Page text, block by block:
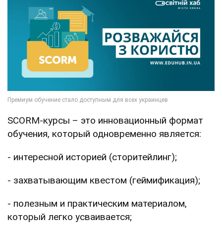
SCORM-курсы – это инновационный формат
обучения, который одновременно является:
- интересной историей (сторитейлинг);
- захватывающим квестом (геймификация);
- полезным и практическим материалом,
который легко усваивается;